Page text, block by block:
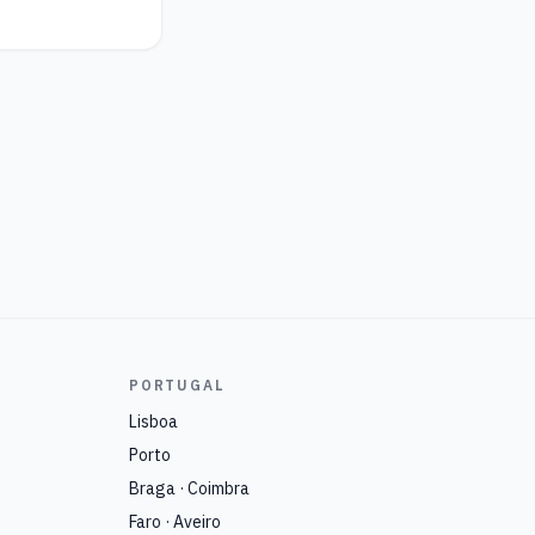
PORTUGAL
Lisboa
Porto
Braga · Coimbra
Faro · Aveiro